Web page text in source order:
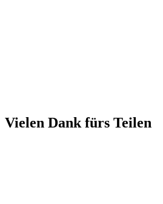
Vielen Dank fürs Teilen